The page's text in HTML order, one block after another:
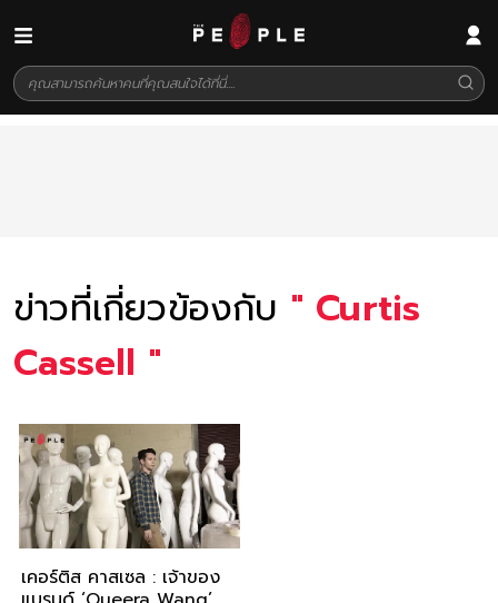
ข่าวที่เกี่ยวข้องกับ " Curtis
Cassell "
เคอร์ติส คาสเซล : เจ้าของ